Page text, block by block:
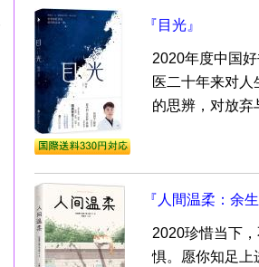
『目光』
2020年度中国
医二十年来对
的思辨，对放弃
『人間温柔：余
2020珍惜当下
惧。愿你知足上